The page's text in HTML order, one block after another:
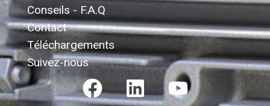
Conseils - F.A.Q
Contact
Téléchargements
Suivez-nous